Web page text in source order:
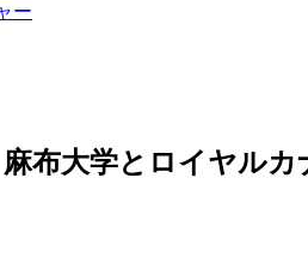
ー
麻布大学とロイヤル